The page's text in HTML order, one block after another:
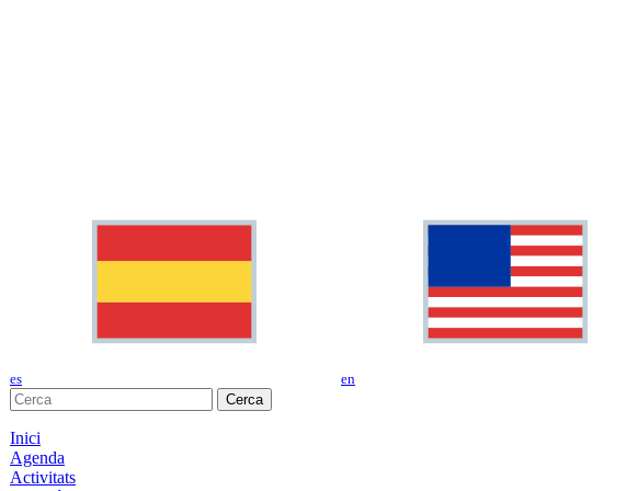
es en
Cerca
Inici
Agenda
Activitats